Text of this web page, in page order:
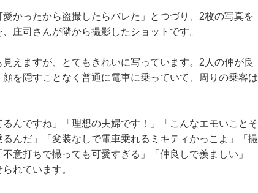
かったから盗撮したらバレた」とつづり、2枚の写真を
庄司さんが隣から撮影したショットです。
えますが、とてもきれいに写っています。2人の仲が良
を隠すことなく普通に電車に乗っていて、周りの乗客は
んですね」「理想の夫婦です！」「こんなエモいことそ
んだ」「変装なしで電車乗れるミキティかっこよ」「撮
意打ちで撮っても可愛すぎる」「仲良しで羨ましい」
れています。